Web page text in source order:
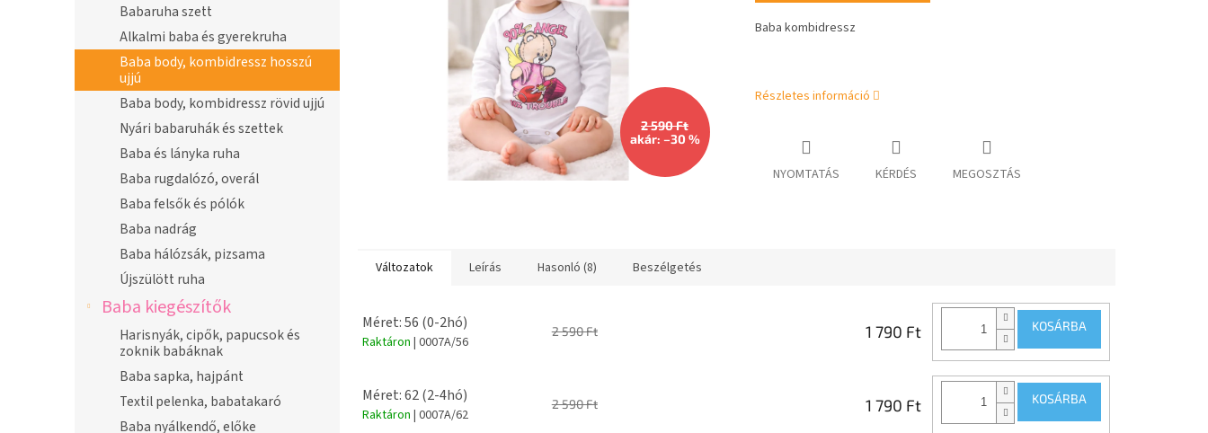
l
Babaruha szett
Alkalmi baba és gyerekruha
Baba body, kombidressz hosszú
ujjú
Baba body, kombidressz rövid ujjú
Nyári babaruhák és szettek
Baba és lányka ruha
Baba rugdalózó, overál
Baba felsők és pólók
Baba nadrág
Baba hálózsák, pizsama
Újszülött ruha
Baba kiegészítők
Harisnyák, cipők, papucsok és
zoknik babáknak
Baba sapka, hajpánt
Textil pelenka, babatakaró
Baba nyálkendő, előke
2 590 Ft
akár: –30 %
Baba kombidressz
Részletes információ
NYOMTATÁS KÉRDÉS MEGOSZTÁS
Változatok Leírás Hasonló (8) Beszélgetés
Méret: 56 (0-2hó)
Raktáron | 0007A/56
2 590 Ft 1 790 Ft KOSÁRBA
Méret: 62 (2-4hó)
Raktáron | 0007A/62
2 590 Ft 1 790 Ft KOSÁRBA